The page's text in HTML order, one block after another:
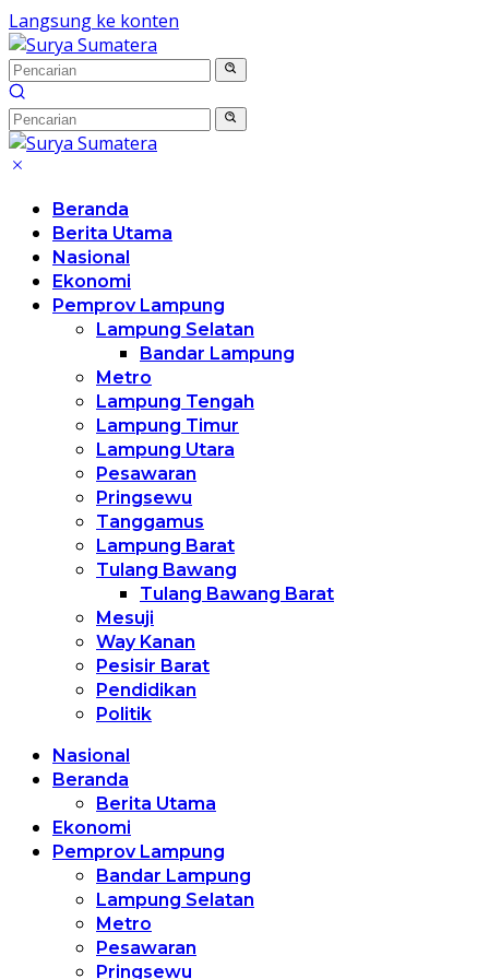
Langsung ke konten
Beranda
Berita Utama
Nasional
Ekonomi
Pemprov Lampung
Lampung Selatan
Bandar Lampung
Metro
Lampung Tengah
Lampung Timur
Lampung Utara
Pesawaran
Pringsewu
Tanggamus
Lampung Barat
Tulang Bawang
Tulang Bawang Barat
Mesuji
Way Kanan
Pesisir Barat
Pendidikan
Politik
Nasional
Beranda
Berita Utama
Ekonomi
Pemprov Lampung
Bandar Lampung
Lampung Selatan
Metro
Pesawaran
Pringsewu